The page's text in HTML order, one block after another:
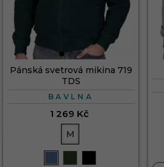
Pánská svetrová mikina 719
TDS
BAVLNA
1 269 Kč
M